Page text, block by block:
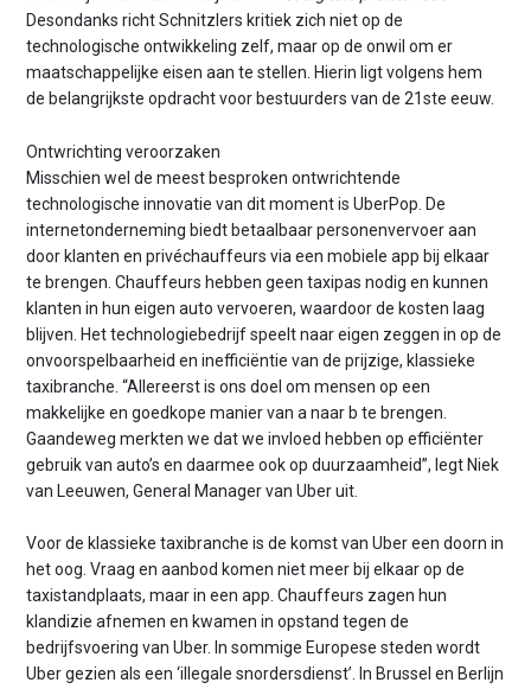
Desondanks richt Schnitzlers kritiek zich niet op de
technologische ontwikkeling zelf, maar op de onwil om er
maatschappelijke eisen aan te stellen. Hierin ligt volgens hem
de belangrijkste opdracht voor bestuurders van de 21ste eeuw.
Ontwrichting veroorzaken
Misschien wel de meest besproken ontwrichtende
technologische innovatie van dit moment is UberPop. De
internetonderneming biedt betaalbaar personenvervoer aan
door klanten en privéchauffeurs via een mobiele app bij elkaar
te brengen. Chauffeurs hebben geen taxipas nodig en kunnen
klanten in hun eigen auto vervoeren, waardoor de kosten laag
blijven. Het technologiebedrijf speelt naar eigen zeggen in op de
onvoorspelbaarheid en inefficiëntie van de prijzige, klassieke
taxibranche. “Allereerst is ons doel om mensen op een
makkelijke en goedkope manier van a naar b te brengen.
Gaandeweg merkten we dat we invloed hebben op efficiënter
gebruik van auto’s en daarmee ook op duurzaamheid’’, legt Niek
van Leeuwen, General Manager van Uber uit.
Voor de klassieke taxibranche is de komst van Uber een doorn in
het oog. Vraag en aanbod komen niet meer bij elkaar op de
taxistandplaats, maar in een app. Chauffeurs zagen hun
klandizie afnemen en kwamen in opstand tegen de
bedrijfsvoering van Uber. In sommige Europese steden wordt
Uber gezien als een ‘illegale snordersdienst’. In Brussel en Berlijn